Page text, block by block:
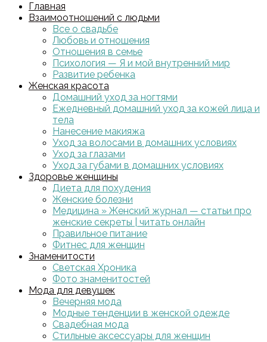
Главная
Взаимоотношений с людьми
Все о свадьбе
Любовь и отношения
Отношения в семье
Психология — Я и мой внутренний мир
Развитие ребенка
Женская красота
Домашний уход за ногтями
Ежедневный домашний уход за кожей лица и
тела
Нанесение макияжа
Уход за волосами в домашних условиях
Уход за глазами
Уход за губами в домашних условиях
Здоровье женщины
Диета для похудения
Женские болезни
Медицина » Женский журнал — статьи про
женские секреты | читать онлайн
Правильное питание
Фитнес для женщин
Знаменитости
Светская Хроника
Фото знаменитостей
Мода для девушек
Вечерняя мода
Модные тенденции в женской одежде
Свадебная мода
Стильные аксессуары для женщин